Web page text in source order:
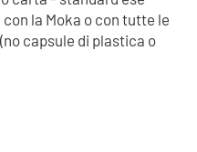
la Moka o con tutte le
capsule di plastica o